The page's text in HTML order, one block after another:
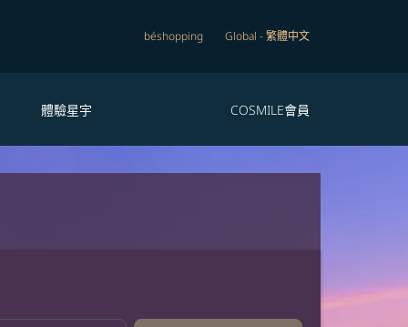
béshopping Global -繁體中文
體驗星宇 COSMILE會員